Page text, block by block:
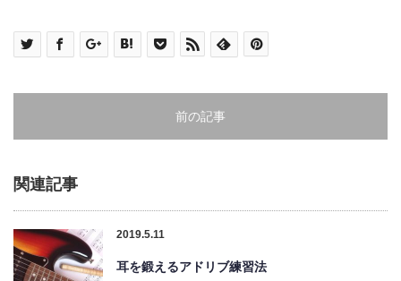
前の記事
関連記事
2019.5.11
耳を鍛えるアドリブ練習法